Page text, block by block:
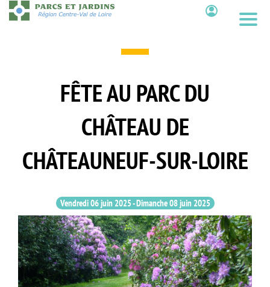
Aller
au
FÊTE AU PARC DU
CHÂTEAU DE
CHÂTEAUNEUF-SUR-LOIRE
Vendredi 06 juin 2025-Dimanche 08 juin 2025